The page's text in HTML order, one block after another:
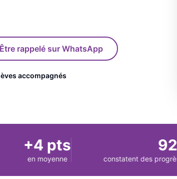
Être rappelé sur WhatsApp
accompagnés
+4 pts
en moyenne
92%
constatent des progrès